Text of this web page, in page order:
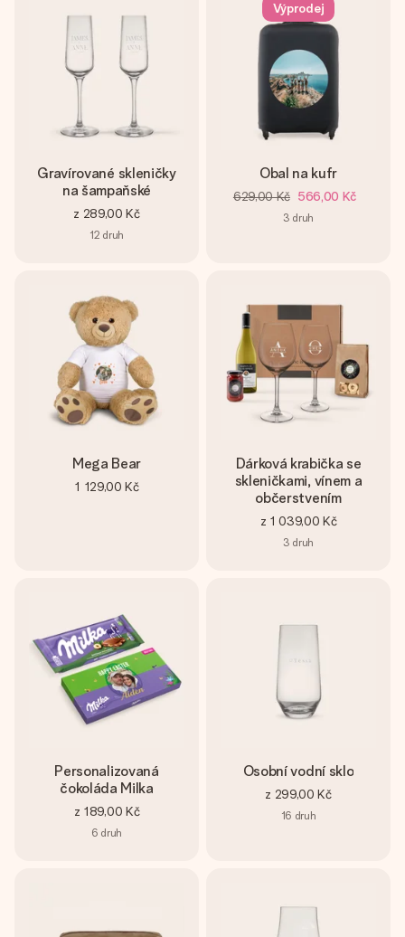
Gravírované skleničky
na šampaňské
z 289,00 Kč
12 druh
Výprodej
Obal na kufr
629,00 Kč 566,00 Kč
3 druh
Mega Bear
1 129,00 Kč
Dárková krabička se
skleničkami, vínem a
občerstvením
z 1 039,00 Kč
3 druh
Personalizovaná
čokoláda Milka
z 189,00 Kč
6 druh
Osobní vodní sklo
z 299,00 Kč
16 druh